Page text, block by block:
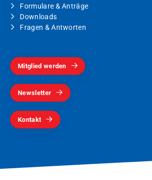
Formulare & Anträge
Downloads
Fragen & Antworten
Mitglied werden
Newsletter
Kontakt